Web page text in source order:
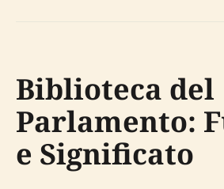
Biblioteca del
Parlamento:
e Significato